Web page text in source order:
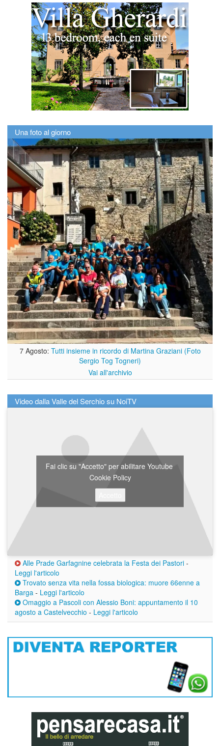
Una foto al giorno
7 Agosto: Tutti insieme in ricordo di Martina Graziani (Foto
Sergio Tog Togneri)
Vai all'archivio
Video dalla Valle del Serchio su NoiTV
Fai clic su "Accetto" per abilitare Youtube
Cookie Policy
Alle Prade Garfagnine celebrata la Festa dei Pastori -
Leggi l'articolo
Trovato senza vita nella fossa biologica: muore 66enne a
Barga - Leggi l'articolo
Omaggio a Pascoli con Alessio Boni: appuntamento il 10
agosto a Castelvecchio - Leggi l'articolo